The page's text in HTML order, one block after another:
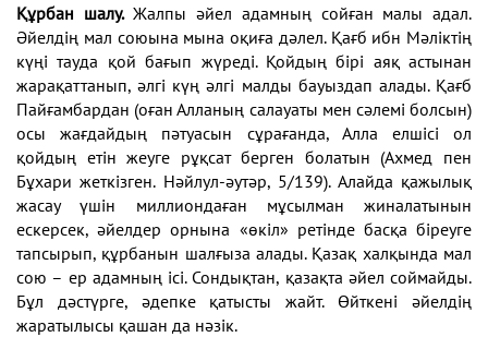
Құрбан шалу.Жалпы әйел адамның сойған малыадал.
Әйелдің мал союына мына оқиға дәлел. Қағб ибн Мәліктің
күңі тауда қой бағып жүреді. Қойдың бірі аяқ астынан
жарақаттанып, әлгі күң әлгі малды бауыздап алады. Қағб
Пайғамбардан (оған Алланың салауаты мен сәлемі болсын)
осы жағдайдың пәтуасын сұрағанда, Алла елшісі ол
қойдың етін жеуге рұқсат берген болатын (Ахмед пен
Бұхари жеткізген. Нәйлул-әутәр, 5/139). Алайда қажылық
жасау үшін миллиондаған мұсылман жиналатынын
ескерсек, әйелдер орнына «өкіл» ретінде басқа біреуге
тапсырып, құрбанын шалғыза алады. Қазақ халқында мал
сою – ер адамның ісі. Сондықтан, қазақта әйел соймайды.
Бұл дәстүрге, әдепке қатыстыжайт. Өйткені әйелдің
жаратылысы қашан да нәзік.